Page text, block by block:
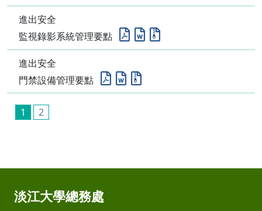
進出安全
監視錄影系統管理要點
進出安全
門禁設備管理要點
1 2
淡江大學總務處